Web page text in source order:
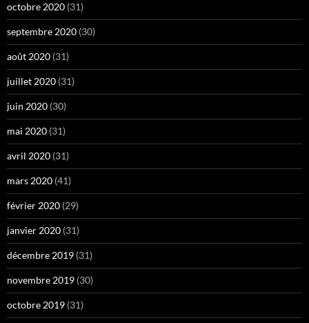
octobre 2020 (31)
septembre 2020 (30)
août 2020 (31)
juillet 2020 (31)
juin 2020 (30)
mai 2020 (31)
avril 2020 (31)
mars 2020 (41)
février 2020 (29)
janvier 2020 (31)
décembre 2019 (31)
novembre 2019 (30)
octobre 2019 (31)